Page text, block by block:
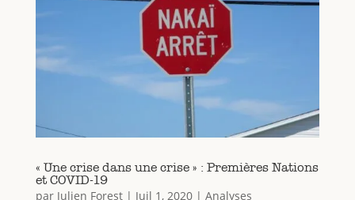
« Une crise dans une crise » : Premières Nations
et COVID-19
par Julien Forest| Juil 1, 2020| Analyses